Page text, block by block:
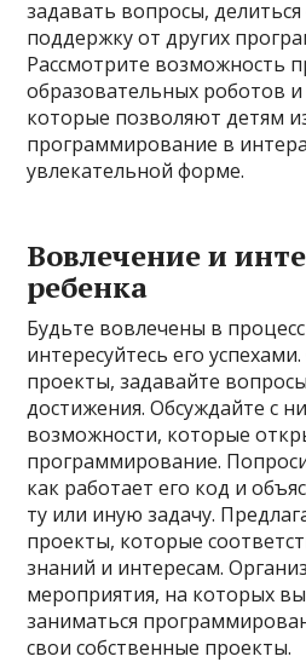
задавать вопросы,
поддержку от других
Рассмотрите возможность
образовательных роботов
которые позволяют детям
программирование в
увлекательной форме.
Вовлечение и
ребенка
Будьте вовлечены в
интересуйтесь его
проекты, задавайте
достижения. Обсуждайте с
возможности, которые
программирование.
как работает его код и
ту или иную задачу.
проекты, которые
знаний и интересам.
мероприятия, на которых
заниматься
свои собственные проекты.